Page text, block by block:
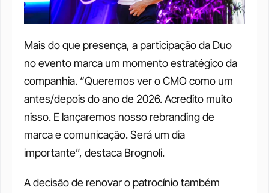
Mais do que presença, a participação da Duo
no evento marca um momento estratégico da
companhia. “Queremos ver o CMO como um
antes/depois do ano de 2026. Acredito muito
nisso. E lançaremos nosso rebranding de
marca e comunicação. Será um dia
importante”, destaca Brognoli.
A decisão de renovar o patrocínio também